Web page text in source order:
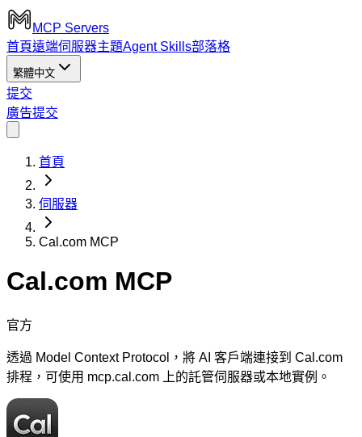
MCP Servers
首頁遠端伺服器主題Agent Skills部落格
繁體中文
提交
廣告提交
首頁
伺服器
Cal.com MCP
Cal.com MCP
官方
透過 Model Context Protocol，將 AI 客戶端連接到 Cal.com
排程，可使用 mcp.cal.com 上的託管伺服器或本地實例。